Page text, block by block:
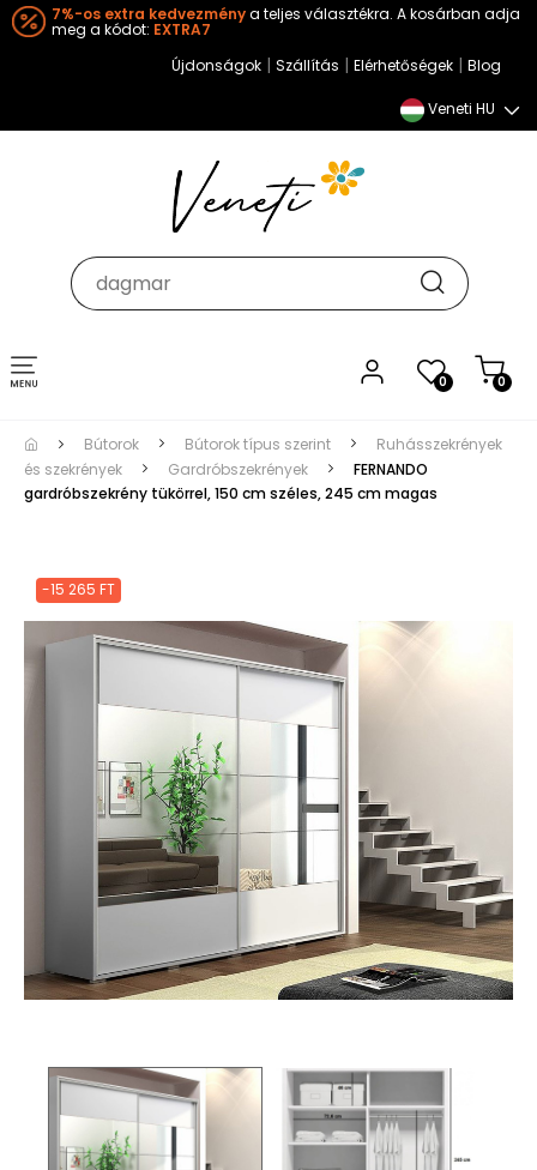
7%-os extra kedvezménya teljes választékra. A kosárban adja
meg a kódot: EXTRA7
Újdonságok | Szállítás | Elérhetőségek | Blog
Veneti HU
0 0
Toggle
navigation
Bútorok Bútorok típus szerint
Ruhásszekrények
és szekrények
Gardróbszekrények
FERNANDO
gardróbszekrény tükörrel, 150 cm széles, 245 cm magas
-15 265 FT